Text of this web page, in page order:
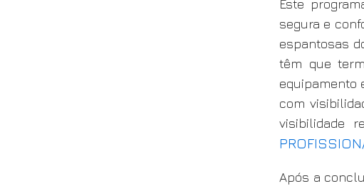
Este
segura e
espantosas
têm que
equipamento
com
visibilidade
Após a